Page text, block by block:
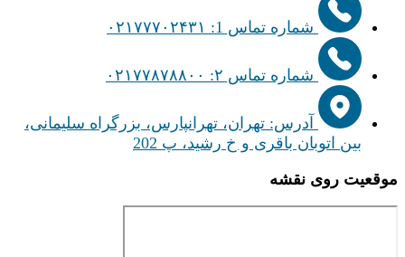
شماره تماس 1: ۰۲۱۷۷۷۰۲۴۳۱
شماره تماس ۲: ۰۲۱۷۷۸۷۸۸۰۰
آدرس: تهران، تهرانپارس، بزرگراه سلیمانی،
بین اتوبان باقری و خ رشید، پ 202
موقعیت روی نقشه